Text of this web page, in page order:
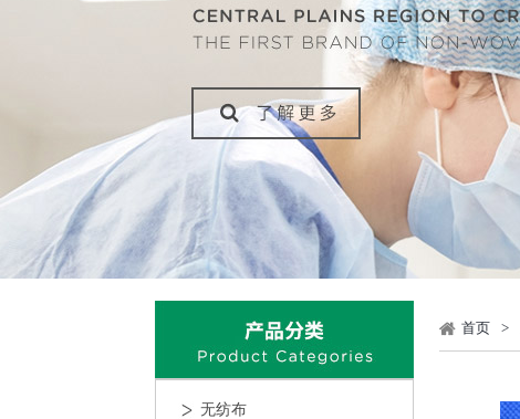
无纺布
首页 >